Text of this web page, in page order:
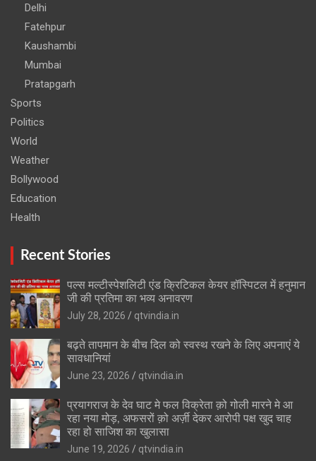
Delhi
Fatehpur
Kaushambi
Mumbai
Pratapgarh
Sports
Politics
World
Weather
Bollywood
Education
Health
Recent Stories
पल्स मल्टीस्पेशलिटी एंड क्रिटिकल केयर हॉस्पिटल में हनुमान
जी की प्रतिमा का भव्य अनावरण
July 28, 2026
qtvindia.in
बढ़ते तापमान के बीच दिल को स्वस्थ रखने के लिए अपनाएं ये
सावधानियां
June 23, 2026
qtvindia.in
प्रयागराज के देव घाट मे फल विक्रेता क़ो गोली मारने मे आ
रहा नया मोड़, अफसरों क़ो अर्ज़ी देकर आरोपी पक्ष खुद चाह
रहा हो साजिश का खुलासा
June 19, 2026
qtvindia.in